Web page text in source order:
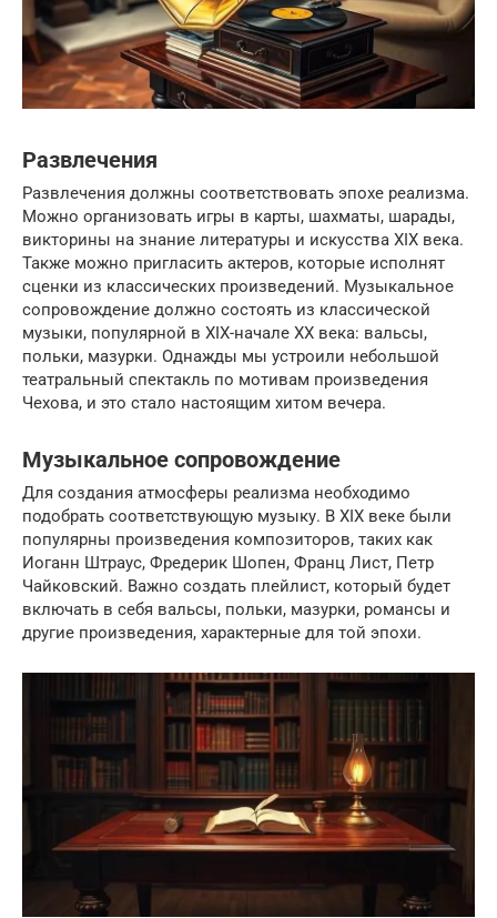
Развлечения
Развлечения должны соответствовать эпохе реализма.
Можно организовать игры в карты, шахматы, шарады,
викторины на знание литературы и искусства XIX века.
Также можно пригласить актеров, которые исполнят
сценки из классических произведений. Музыкальное
сопровождение должно состоять из классической
музыки, популярной в XIX-начале XX века: вальсы,
польки, мазурки. Однажды мы устроили небольшой
театральный спектакль по мотивам произведения
Чехова, и это стало настоящим хитом вечера.
Музыкальное сопровождение
Для создания атмосферы реализма необходимо
подобрать соответствующую музыку. В XIX веке были
популярны произведения композиторов, таких как
Иоганн Штраус, Фредерик Шопен, Франц Лист, Петр
Чайковский. Важно создать плейлист, который будет
включать в себя вальсы, польки, мазурки, романсы и
другие произведения, характерные для той эпохи.